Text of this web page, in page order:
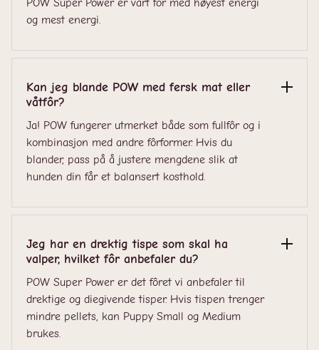
POW Super Power er vårt fôr med høyest energi
og mest energi.
Kan jeg blande POW med fersk mat eller
våtfôr?
Ja! POW fungerer utmerket både som fullfôr og i
kombinasjon med andre fôrformer. Hvis du
blander, pass på å justere mengdene slik at
hunden din får et balansert kosthold.
Jeg har en drektig tispe som skal ha
valper, hvilket fôr anbefaler du?
POW Super Power er det fôret vi anbefaler til
drektige og diegivende tisper. Hvis tispen trenger
mindre pellets, kan Puppy Small og Medium
brukes.